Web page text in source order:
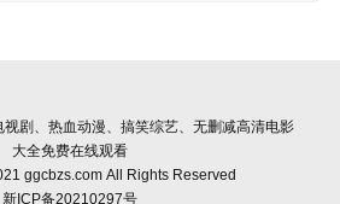
视剧、热血动漫、搞笑综艺、无删减高清电影
大全免费在线观看
ggcbzs.com All Rights Reserved
新ICP备20210297号